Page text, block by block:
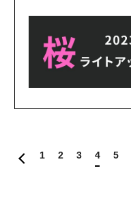
1 2 3 4 5